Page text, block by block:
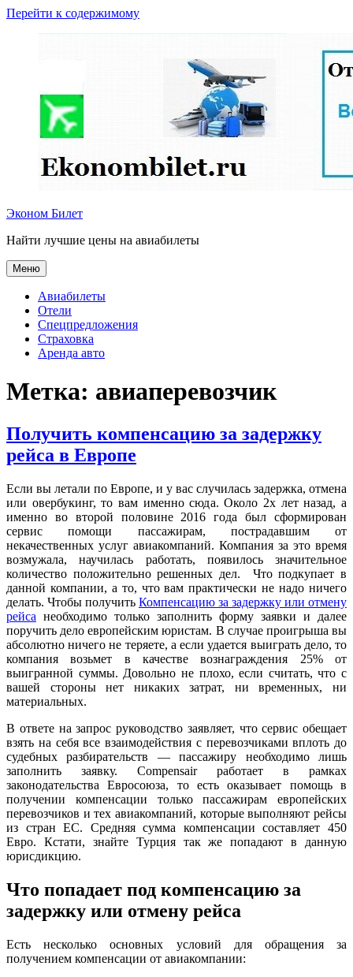
Перейти к содержимому
Эконом Билет
Найти лучшие цены на авиабилеты
Меню
Авиабилеты
Отели
Спецпредложения
Страховка
Аренда авто
Метка: авиаперевозчик
Получить компенсацию за задержку
рейса в Европе
Если вы летали по Европе, и у вас случилась задержка, отмена
или овербукинг, то вам именно сюда. Около 2х лет назад, а
именно во второй половине 2016 года был сформирован
сервис помощи пассажирам, пострадавшим от
некачественных услуг авиакомпаний. Компания за это время
возмужала, научилась работать, появилось значительное
количество положительно решенных дел. Что подкупает в
данной компании, а то, что вам практически не надо ничего
делать. Чтобы получить Компенсацию за задержку или отмену
рейса необходимо только заполнить форму заявки и далее
поручить дело европейским юристам. В случае проигрыша вы
абсолютно ничего не теряете, а если удается выиграть дело, то
компания возьмет в качестве вознаграждения 25% от
выигранной суммы. Довольно не плохо, если считать, что с
вашей стороны нет никаких затрат, ни временных, ни
материальных.
В ответе на запрос руководство заявляет, что сервис обещает
взять на себя все взаимодействия с перевозчиками вплоть до
судебных разбирательств — пассажиру необходимо лишь
заполнить заявку. Compensair работает в рамках
законодательства Евросоюза, то есть оказывает помощь в
получении компенсации только пассажирам европейских
перевозчиков и тех авиакомпаний, которые выполняют рейсы
из стран ЕС. Средняя сумма компенсации составляет 450
Евро. Кстати, знайте Турция так же попадают в данную
юрисдикцию.
Что попадает под компенсацию за
задержку или отмену рейса
Есть несколько основных условий для обращения за
получением компенсации от авиакомпании: